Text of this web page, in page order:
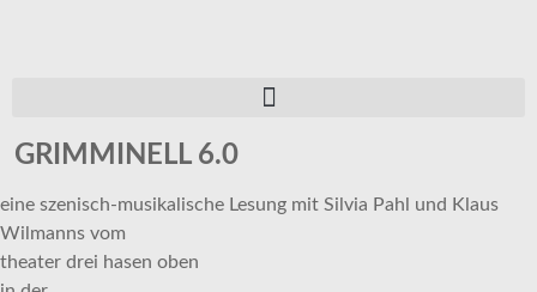
GRIMMINELL 6.0
eine szenisch-musikalische Lesung mit Silvia Pahl und Klaus
Wilmanns vom
theater drei hasen oben